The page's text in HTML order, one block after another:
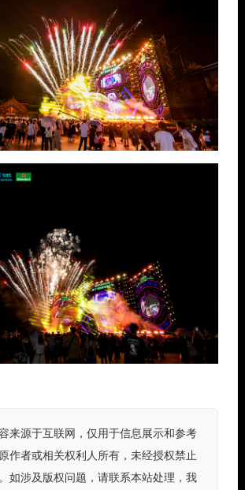
来源于互联网，仅用于信息展示和参考
作者或相关权利人所有，未经授权禁止
如涉及版权问题，请联系本站处理，我